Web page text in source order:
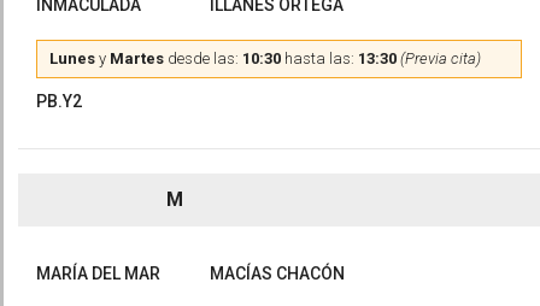
INMACULADA ILLANES ORTEGA
Lunes y Martes desde las: 10:30 hasta las: 13:30 (Previa cita)
PB.Y2
M
MARÍA DEL MAR MACÍAS CHACÓN